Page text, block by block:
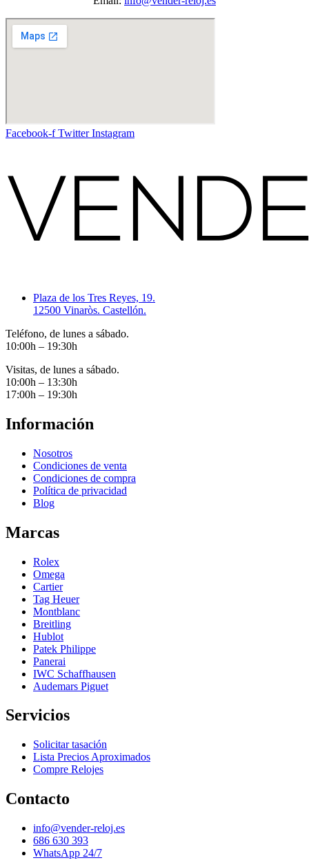
Facebook-f Twitter Instagram
Plaza de los Tres Reyes, 19.
12500 Vinaròs. Castellón.
Teléfono, de lunes a sábado.
10:00h – 19:30h
Visitas, de lunes a sábado.
10:00h – 13:30h
17:00h – 19:30h
Información
Nosotros
Condiciones de venta
Condiciones de compra
Política de privacidad
Blog
Marcas
Rolex
Omega
Cartier
Tag Heuer
Montblanc
Breitling
Hublot
Patek Philippe
Panerai
IWC Schaffhausen
Audemars Piguet
Servicios
Solicitar tasación
Lista Precios Aproximados
Compre Relojes
Contacto
info@vender-reloj.es
686 630 393
WhatsApp 24/7